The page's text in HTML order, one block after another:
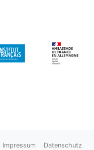
Impressum Datenschutz